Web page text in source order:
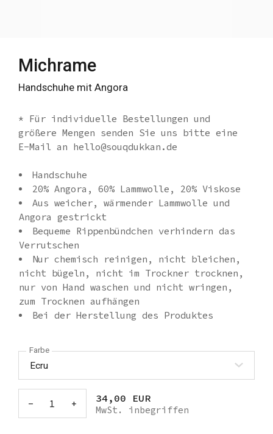
Michrame
Handschuhe mit Angora
* Für individuelle Bestellungen und
größere Mengen senden Sie uns bitte eine
E-Mail an hello@souqdukkan.de
Handschuhe
20% Angora, 60% Lammwolle, 20% Viskose
Aus weicher, wärmender Lammwolle und
Angora gestrickt
Bequeme Rippenbündchen verhindern das
Verrutschen
Nur chemisch reinigen, nicht bleichen,
nicht bügeln, nicht im Trockner trocknen,
nur von Hand waschen und nicht wringen,
zum Trocknen aufhängen
Bei der Herstellung des Produktes
Farbe
- 1 + 34,00 EUR
MwSt. inbegriffen